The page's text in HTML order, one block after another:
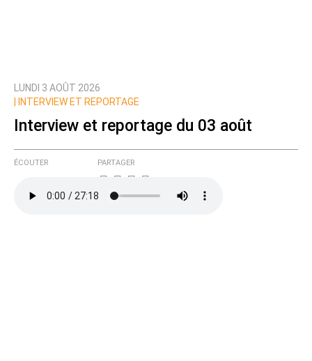
LUNDI 3 AOÛT 2026
INTERVIEW ET REPORTAGE
Interview et reportage du 03 août
ÉCOUTER PARTAGER